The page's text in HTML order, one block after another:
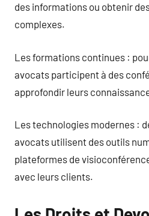
des informations ou obtenir
complexes.
Les formations continues :
avocats participent à des
approfondir leurs
Les technologies modernes :
avocats utilisent des outils
plateformes de
avec leurs clients.